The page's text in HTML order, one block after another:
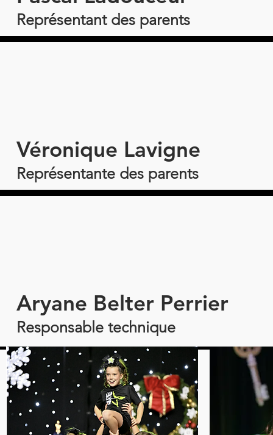
Représentant des parents
Véronique Lavigne
Représentante des parents
Aryane Belter Perrier
Responsable technique